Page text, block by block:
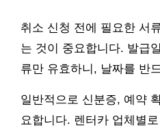
취소 신청 전에 필요한 서
는 것이 중요합니다. 발급
류만 유효하니, 날짜를 반
일반적으로 신분증, 예약
요합니다. 렌터카 업체별